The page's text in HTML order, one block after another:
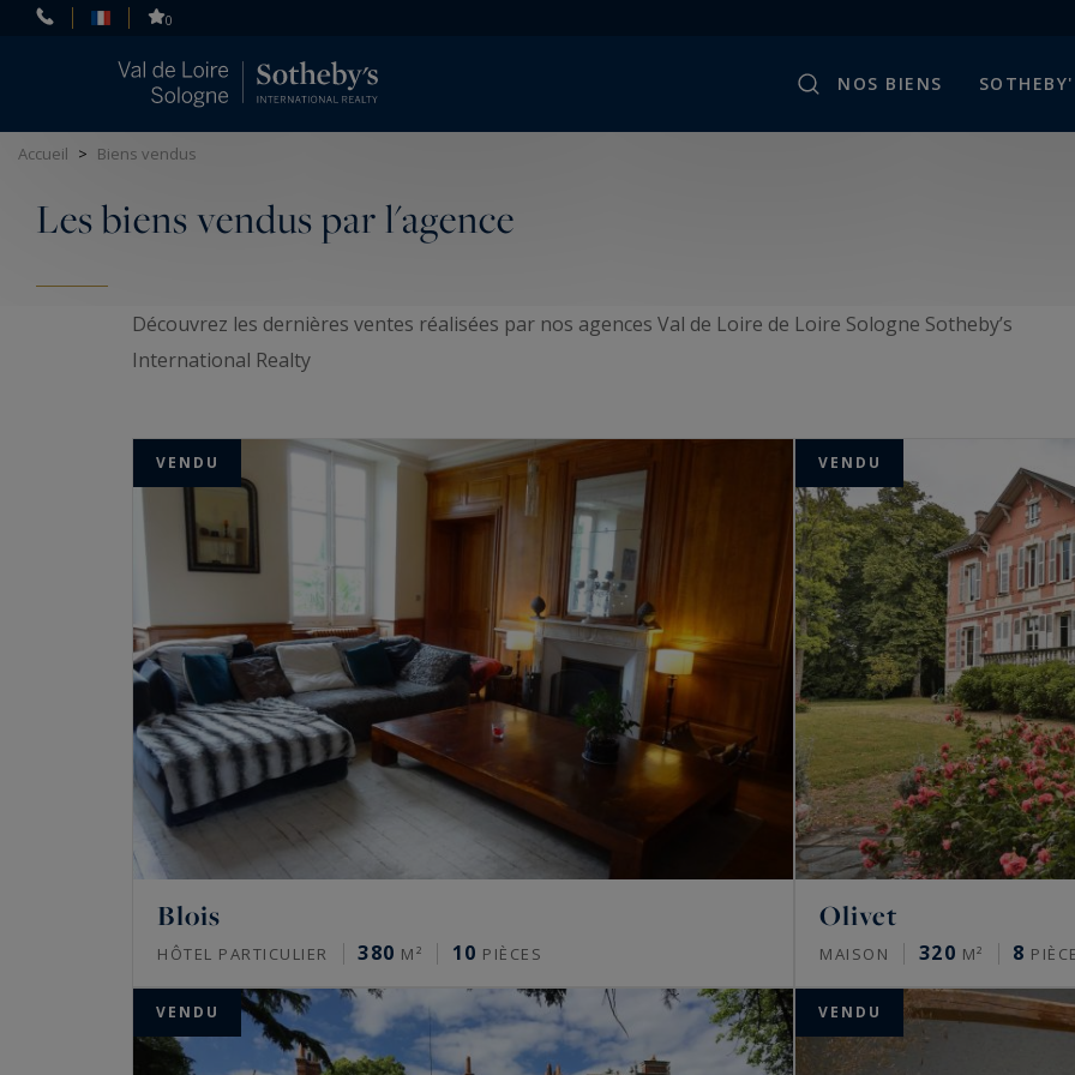
0
NOS BIENS
Accueil > Biens vendus
Les biens vendus par l'agence
Découvrez les dernières ventes réalisées par nos agences Val de Loire de Loire Sologne Sotheby’s
International Realty
VENDU
Blois
HÔTEL PARTICULIER 380 M² 10 PIÈCES
VENDU
Olivet
MAISON 320 M² 8
VENDU VENDU
Panneau de gestion des cookies